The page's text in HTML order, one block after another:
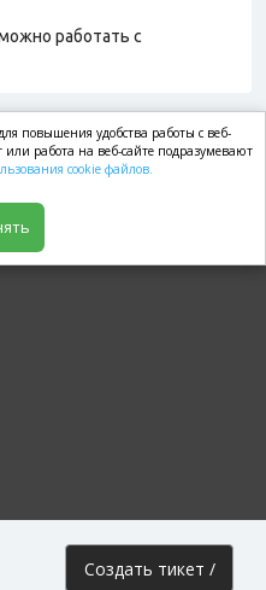
работать с
Создать тикет /
повышения удобства работы с веб-
работа на веб-сайте подразумевают
cookie файлов.